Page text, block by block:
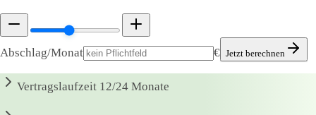
Abschlag/Monat € Jetzt berechnen
Vertragslaufzeit 12/24 Monate